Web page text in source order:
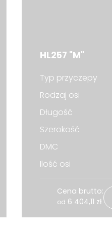
HL257 "M"
Typ przyczepy
Rodzaj osi
Długość
Szerokość
DMC
Ilość osi
Cena brutto:
od 6 404,11 zł